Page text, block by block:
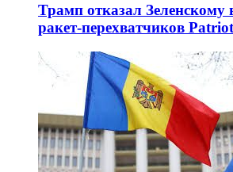
Трамп отказал Зеленскому
ракет-перехватчиков Patriot